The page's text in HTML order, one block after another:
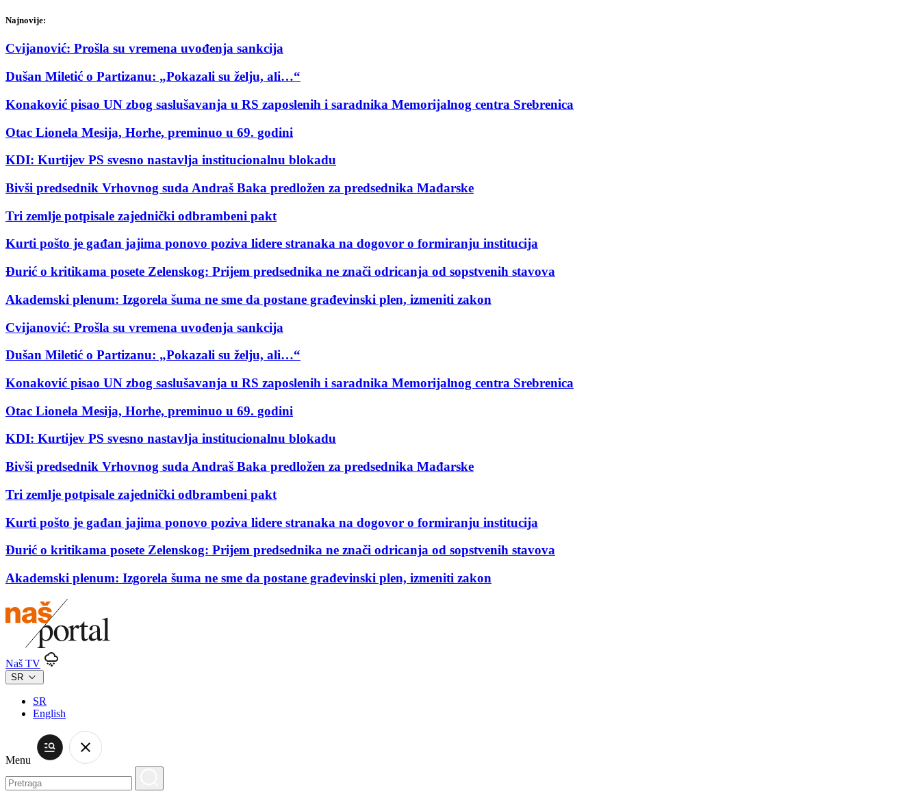
Najnovije:
Cvijanović: Prošla su vremena uvođenja sankcija
Dušan Miletić o Partizanu: „Pokazali su želju, ali…“
Konaković pisao UN zbog saslušavanja u RS zaposlenih i saradnika Memorijalnog centra Srebrenica
Otac Lionela Mesija, Horhe, preminuo u 69. godini
KDI: Kurtijev PS svesno nastavlja institucionalnu blokadu
Bivši predsednik Vrhovnog suda Andraš Baka predložen za predsednika Mađarske
Tri zemlje potpisale zajednički odbrambeni pakt
Kurti pošto je gađan jajima ponovo poziva lidere stranaka na dogovor o formiranju institucija
Đurić o kritikama posete Zelenskog: Prijem predsednika ne znači odricanja od sopstvenih stavova
Akademski plenum: Izgorela šuma ne sme da postane građevinski plen, izmeniti zakon
Cvijanović: Prošla su vremena uvođenja sankcija
Dušan Miletić o Partizanu: „Pokazali su želju, ali…“
Konaković pisao UN zbog saslušavanja u RS zaposlenih i saradnika Memorijalnog centra Srebrenica
Otac Lionela Mesija, Horhe, preminuo u 69. godini
KDI: Kurtijev PS svesno nastavlja institucionalnu blokadu
Bivši predsednik Vrhovnog suda Andraš Baka predložen za predsednika Mađarske
Tri zemlje potpisale zajednički odbrambeni pakt
Kurti pošto je gađan jajima ponovo poziva lidere stranaka na dogovor o formiranju institucija
Đurić o kritikama posete Zelenskog: Prijem predsednika ne znači odricanja od sopstvenih stavova
Akademski plenum: Izgorela šuma ne sme da postane građevinski plen, izmeniti zakon
Naš TV
SR
SR
English
Menu